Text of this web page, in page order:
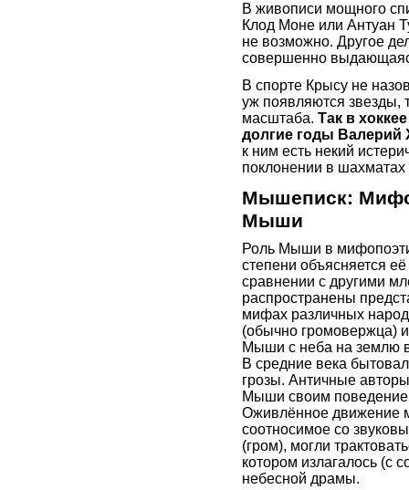
В живописи мощного
Клод Моне или Антуан
не возможно. Другое
совершенно
В спорте Крысу не
уж появляются звезды,
масштаба. Так в
долгие годы
к ним есть некий
поклонении в
Мышеписк:
Мыши
Роль Мыши в
степени объясняется
сравнении с другими
распространены
мифах различных
(обычно громовержца)
Мыши с неба на землю
В средние века
грозы. Античные
Мыши своим
Оживлённое движение
соотносимое со
(гром), могли
котором излагалось (с
небесной драмы.